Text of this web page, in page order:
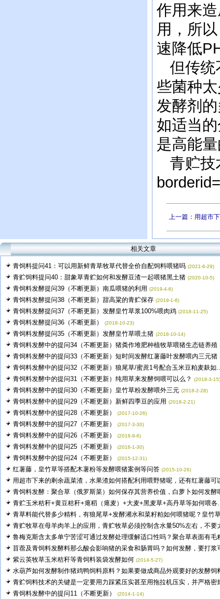
作用来
用，所
速降低
但传统
些菌种
发酵剂
如适当
是高能
青贮技
上一篇：用超市
相关文章
青饲料提问41：可以用新鲜青草牧草代替全价自配饲料喂猪吗 (2021-6-29)
青贮饲料提问40：甜象草青贮如何和发酵豆渣一起喂猪黑土猪 (2020-10-5)
青饲料发酵提问39（不断更新）南瓜喂猪的利用 (2019-4-6)
青饲料发酵提问38（不断更新）甜高粱的青贮保存 (2019-1-8)
青饲料发酵提问37（不断更新）发酵皇竹草浆100%喂肉鸡 (2018-11-25)
青饲料发酵提问36（不断更新） (2018-10-23)
青饲料发酵提问35（不断更新）发酵皇竹草喂土猪 (2018-10-14)
青饲料发酵中的提问34（不断更新）猪粪作堆肥种植牧草喂猪生态链养殖
青饲料发酵中的提问33（不断更新）短时间发酵红薯藤叶发酵喂内三元猪
青饲料发酵中的提问32（不断更新）狼尾草/蜜蔗1号配合玉米豆粕麦麸如
青饲料发酵中的提问31（不断更新）纯用草来发酵饲喂可以么？
(2018-3-15)
青饲料发酵中的提问30（不断更新）皇竹草粉发酵喂外三元 (2018-2-28)
青饲料发酵中的提问29（不断更新）新鲜四季豆的应用 (2018-2-21)
青饲料发酵中的提问28（不断更新） (2017-10-26)
青饲料发酵中的提问27（不断更新） (2017-3-30)
青饲料发酵中的提问26（不断更新） (2016-9-6)
青饲料发酵中的提问25（不断更新） (2016-1-30)
青饲料发酵中的提问24（不断更新） (2015-12-31)
红薯藤，皇竹草等搭配木薯粉等发酵喂猪案例等问答 (2015-10-26)
用超市下来的剩余蔬菜渣，水果渣如何搭配利用喂野猪呢，还有红薯藤可
青饲料发酵：聚合草（俄罗斯菜）如何保存其营养价值，白萝卜如何发酵
青贮玉米秸秆+黄豆秸秆+瘪稻（瘪麦）+大麦+黑麦草+高丹草等如何喂各
青草料能代替多少精料，有狼尾草+发酵潲水和菜籽粕如何喂猪呢？皇竹
青贮牧草在母羊肉羊上的应用，青贮牧草必须控制含水量50%左右，不要
鲁梅克斯含太多单宁苦涩可通过发酵处理缓解适口性吗？聚合草表面有毛
苜蓿及青饲料发酵料那么酸会影响猪的采食和肠胃吗？如何发酵，要打浆
紫云英牧草玉米秸秆等青饲料装袋发酵如何 (2014-5-27)
水葫芦如何发酵制作猪鸡鸭饲料原料？如果要做成商品外观要好的发酵饲
青贮饲料技术的关键是一定要用力踩紧压实甚至用拖拉机压实，并严格密
青饲料发酵中的提问11（不断更新）
(2014-1-14)